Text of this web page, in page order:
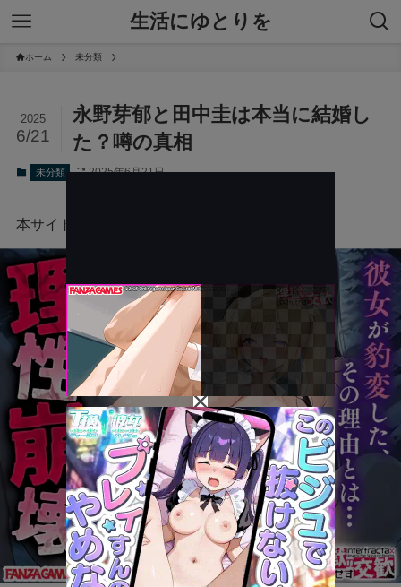
生活にゆとりを
ホーム 未分類
永野芽郁と田中圭は本当に結婚し
た？噂の真相
2025
6/21
未分類 2025年6月21日
本サイトにはプロモーションが含まれています。